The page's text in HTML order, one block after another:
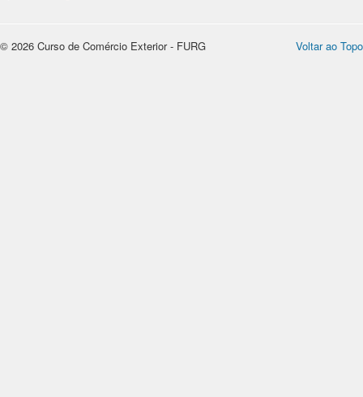
Voltar ao Topo
© 2026 Curso de Comércio Exterior - FURG